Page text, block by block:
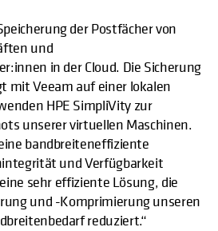
der Postfächer von
und
in der Cloud. Die Sicherung
mit Veeam auf einer lokalen
HPE SimpliVity zur
unserer virtuellen Maschinen.
bandbreiteneffiziente
und Verfügbarkeit
sehr effiziente Lösung, die
und -Komprimierung unseren
reduziert.“